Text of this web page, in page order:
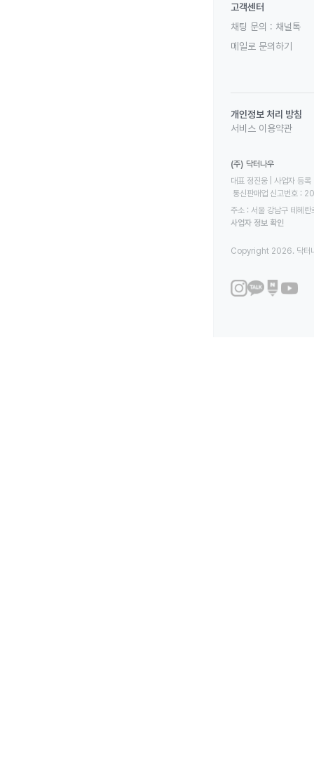
고객센터
채팅 문의 : 채널톡
메일로 문의하기
개인정보 처리 방침
서비스 이용약관
(주) 닥터나우
대표 정진웅 | 사업자
통신판매업 신고번호
주소 : 서울 강남구 테헤
사업자 정보 확인
Copyright 2026. 닥터